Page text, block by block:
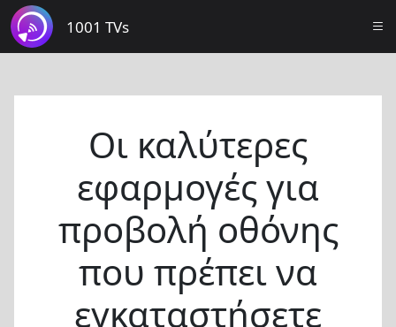
1001 TVs
Οι καλύτερες
εφαρμογές για
προβολή οθόνης
που πρέπει να
εγκαταστήσετε